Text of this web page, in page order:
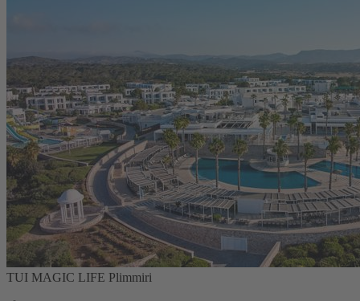
TUI MAGIC LIFE Plimmiri